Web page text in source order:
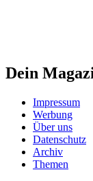
Dein
Impressum
Werbung
Über uns
Datenschutz
Archiv
Themen